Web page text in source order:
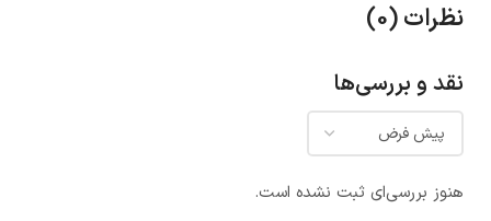
نظرات (0)
نقد و بررسی‌ها
هنوز بررسی‌ای ثبت نشده است.